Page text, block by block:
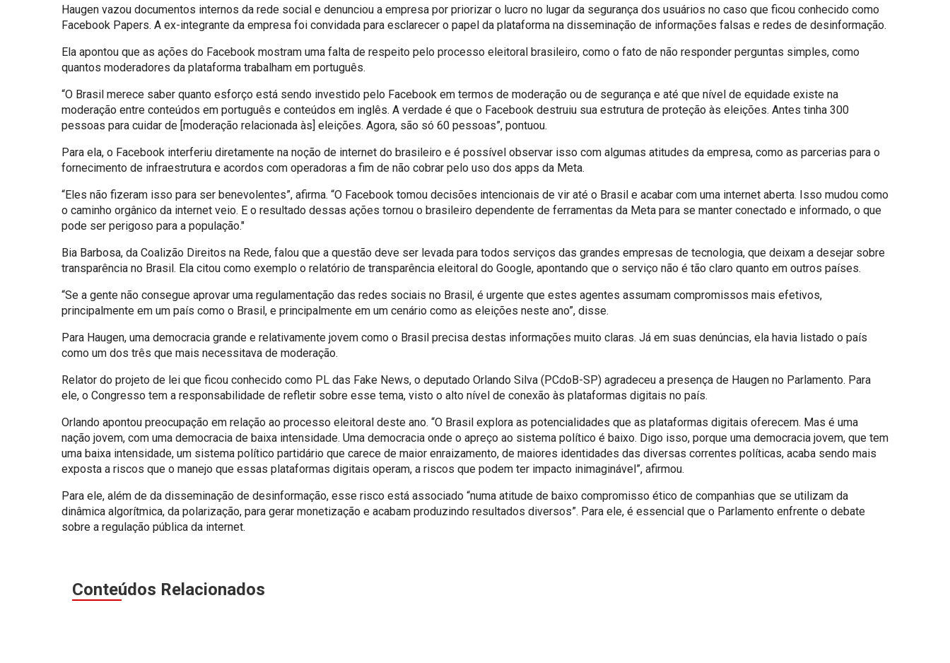
Haugen vazou documentos internos da rede social e denunciou a empresa por priorizar o lucro no lugar da segurança dos usuários no caso que ficou conhecido como
Facebook Papers. A ex-integrante da empresa foi convidada para esclarecer o papel da plataforma na disseminação de informações falsas e redes de desinformação.
Ela apontou que as ações do Facebook mostram uma falta de respeito pelo processo eleitoral brasileiro, como o fato de não responder perguntas simples, como
quantos moderadores da plataforma trabalham em português.
“O Brasil merece saber quanto esforço está sendo investido pelo Facebook em termos de moderação ou de segurança e até que nível de equidade existe na
moderação entre conteúdos em português e conteúdos em inglês. A verdade é que o Facebook destruiu sua estrutura de proteção às eleições. Antes tinha 300
pessoas para cuidar de [moderação relacionada às] eleições. Agora, são só 60 pessoas”, pontuou.
Para ela, o Facebook interferiu diretamente na noção de internet do brasileiro e é possível observar isso com algumas atitudes da empresa, como as parcerias para o
fornecimento de infraestrutura e acordos com operadoras a fim de não cobrar pelo uso dos apps da Meta.
“Eles não fizeram isso para ser benevolentes”, afirma. “O Facebook tomou decisões intencionais de vir até o Brasil e acabar com uma internet aberta. Isso mudou como
o caminho orgânico da internet veio. E o resultado dessas ações tornou o brasileiro dependente de ferramentas da Meta para se manter conectado e informado, o que
pode ser perigoso para a população."
Bia Barbosa, da Coalizão Direitos na Rede, falou que a questão deve ser levada para todos serviços das grandes empresas de tecnologia, que deixam a desejar sobre
transparência no Brasil. Ela citou como exemplo o relatório de transparência eleitoral do Google, apontando que o serviço não é tão claro quanto em outros países.
“Se a gente não consegue aprovar uma regulamentação das redes sociais no Brasil, é urgente que estes agentes assumam compromissos mais efetivos,
principalmente em um país como o Brasil, e principalmente em um cenário como as eleições neste ano”, disse.
Para Haugen, uma democracia grande e relativamente jovem como o Brasil precisa destas informações muito claras. Já em suas denúncias, ela havia listado o país
como um dos três que mais necessitava de moderação.
Relator do projeto de lei que ficou conhecido como PL das Fake News, o deputado Orlando Silva (PCdoB-SP) agradeceu a presença de Haugen no Parlamento. Para
ele, o Congresso tem a responsabilidade de refletir sobre esse tema, visto o alto nível de conexão às plataformas digitais no país.
Orlando apontou preocupação em relação ao processo eleitoral deste ano. “O Brasil explora as potencialidades que as plataformas digitais oferecem. Mas é uma
nação jovem, com uma democracia de baixa intensidade. Uma democracia onde o apreço ao sistema político é baixo. Digo isso, porque uma democracia jovem, que tem
uma baixa intensidade, um sistema político partidário que carece de maior enraizamento, de maiores identidades das diversas correntes políticas, acaba sendo mais
exposta a riscos que o manejo que essas plataformas digitais operam, a riscos que podem ter impacto inimaginável”, afirmou.
Para ele, além de da disseminação de desinformação, esse risco está associado “numa atitude de baixo compromisso ético de companhias que se utilizam da
dinâmica algorítmica, da polarização, para gerar monetização e acabam produzindo resultados diversos”. Para ele, é essencial que o Parlamento enfrente o debate
sobre a regulação pública da internet.
Conteúdos Relacionados